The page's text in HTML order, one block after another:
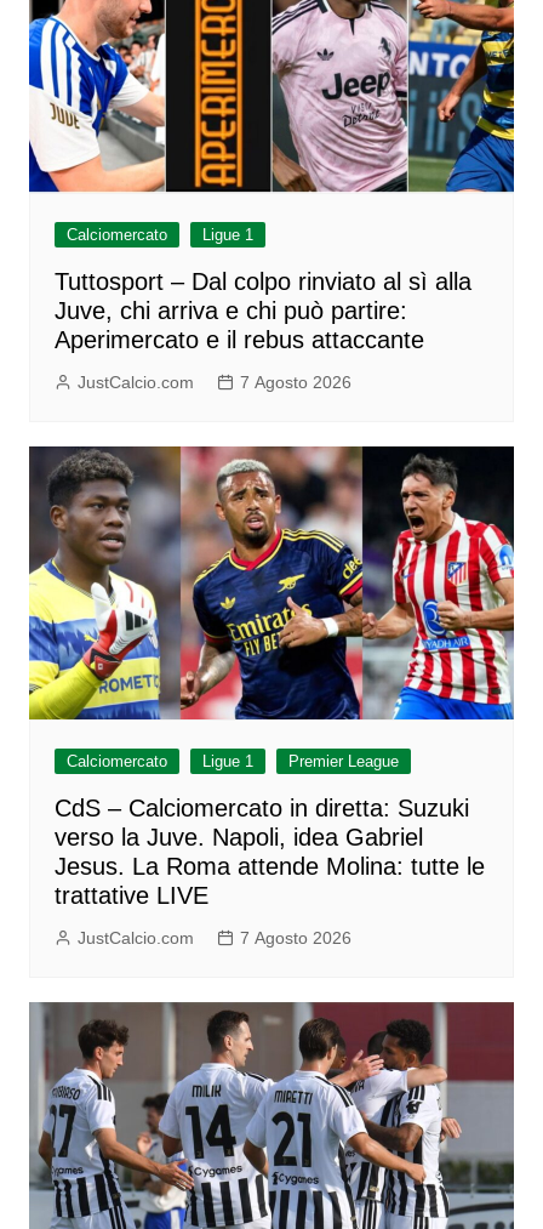
Calciomercato Ligue 1
Tuttosport – Dal colpo rinviato al sì alla
Juve, chi arriva e chi può partire:
Aperimercato e il rebus attaccante
JustCalcio.com 7 Agosto 2026
Calciomercato Ligue 1 Premier League
CdS – Calciomercato in diretta: Suzuki
verso la Juve. Napoli, idea Gabriel
Jesus. La Roma attende Molina: tutte le
trattative LIVE
JustCalcio.com 7 Agosto 2026